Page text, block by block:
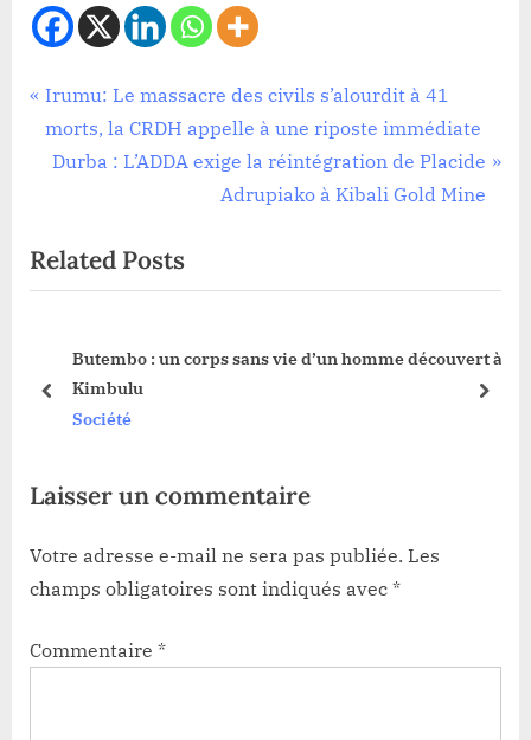
Société
Navigation
de
P
r
e
o
u
o
:
Irumu: Le massacre des civils s’alourdit à 41
morts, la CRDH appelle à une riposte immédiate
N
t
P
Durba : L’ADDA exige la réintégration de Placide
Adrupiako à Kibali Gold Mine
Related Posts
Butembo : un corps sans vie d’un homme découvert à
Kimbulu
Société
prev next
Laisser un commentaire
Votre adresse e-mail ne sera pas publiée. Les
champs obligatoires sont indiqués avec *
Commentaire *